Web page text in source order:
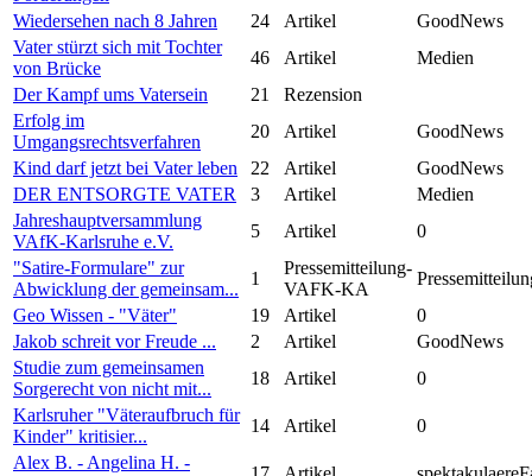
Wiedersehen nach 8 Jahren
24 Artikel
GoodNews
Vater stürzt sich mit Tochter
von Brücke
46 Artikel
Medien
Der Kampf ums Vatersein
21
Rezension
Erfolg im
Umgangsrechtsverfahren
20 Artikel
GoodNews
Kind darf jetzt bei Vater leben
22 Artikel
GoodNews
DER ENTSORGTE VATER
3 Artikel
Medien
Jahreshauptversammlung
VAfK-Karlsruhe e.V.
5 Artikel
0
"Satire-Formulare" zur
Abwicklung der gemeinsam...
1
Pressemitteilung-
VAFK-KA
Geo Wissen - "Väter"
19 Artikel
0
Jakob schreit vor Freude ...
2 Artikel
GoodNews
Studie zum gemeinsamen
Sorgerecht von nicht mit...
18 Artikel
0
Karlsruher "Väteraufbruch für
Kinder" kritisier...
14 Artikel
0
Alex B. - Angelina H. -